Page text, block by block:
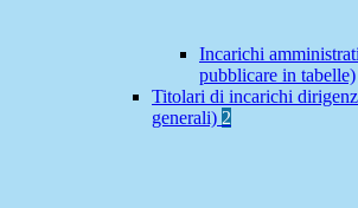
Incarichi
pubblicare in tabelle)
Titolari di incarichi
generali) 2